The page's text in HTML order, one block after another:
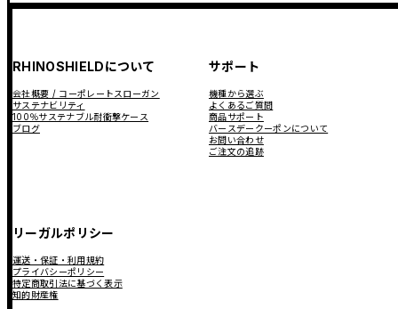
RHINOSHIELDについて
会社概要 / コーポレートスローガン
サステナビリティ
100％サステナブル耐衝撃ケース
ブログ
サポート
機種から選ぶ
よくあるご質問
商品サポート
バースデークーポンについて
お問い合わせ
ご注文の追跡
リーガルポリシー
運送・保証・利用規約
プライバシーポリシー
特定商取引法に基づく表示
知的財産権